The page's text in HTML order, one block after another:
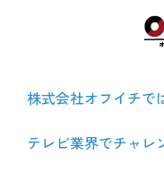
>
株式会社オフイチで
テレビ業界でチャレ